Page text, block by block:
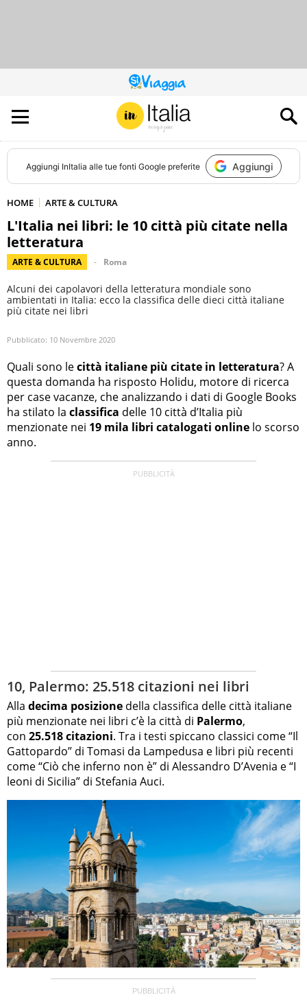
QUESTO
SITO
CONTRIBUISCE
ALL’AUDIENCE
DI
Aggiungi InItalia alle tue fonti Google preferite Aggiungi
HOME ARTE & CULTURA
L'Italia nei libri: le 10 città più citate nella
letteratura
ARTE & CULTURA Roma
Alcuni dei capolavori della letteratura mondiale sono
ambientati in Italia: ecco la classifica delle dieci città italiane
più citate nei libri
Pubblicato: 10 Novembre 2020
Quali sono lecittà italiane più citate in letteratura? A
questa domanda ha risposto Holidu, motore di ricerca
per case vacanze, che analizzando i dati di Google Books
ha stilato la classifica delle 10 città d’Italia più
menzionate nei 19 mila libri catalogati online lo scorso
anno.
10, Palermo: 25.518 citazioni nei libri
Alla decima posizione della classifica delle città italiane
più menzionate nei libri c’è la città di Palermo,
con 25.518 citazioni. Tra i testi spiccano classici come “Il
Gattopardo” di Tomasi da Lampedusa e libri più recenti
come “Ciò che inferno non è” di Alessandro D’Avenia e “I
leoni di Sicilia” di Stefania Auci.